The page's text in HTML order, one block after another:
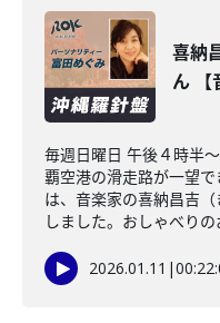
喜納
ん 【
毎週日曜日 午後４時半
覇空港の滑走路が一望
は、音楽家の喜納昌吉
しました。おしゃべり
2026.01.11 |